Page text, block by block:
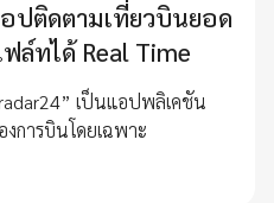
ปติดตามเที่ยวบินยอด
ล์ทได้ Real Time
เป็นแอปพลิเคชัน
การบินโดยเฉพาะ